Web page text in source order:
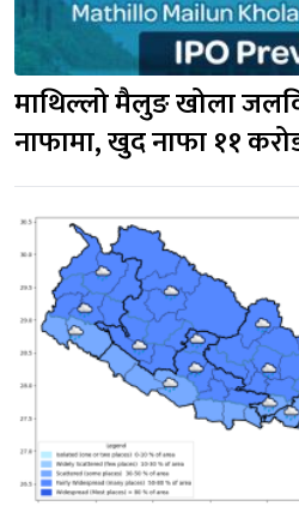
माथिल्लो मैलुङ खोला
नाफामा, खुद नाफा ११